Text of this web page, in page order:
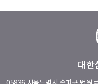
대한
05836 서울특별시 송파구 법원